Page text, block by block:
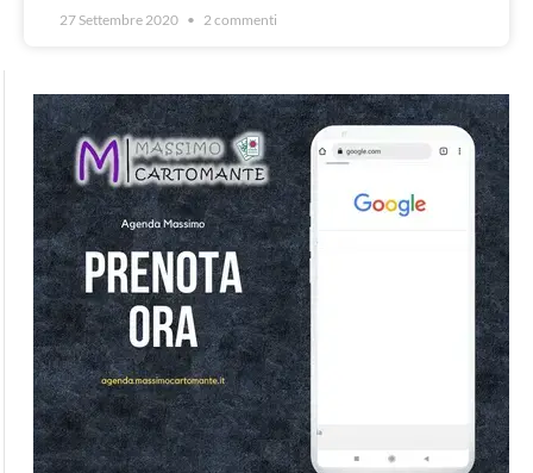
27 Settembre 2020 2 commenti